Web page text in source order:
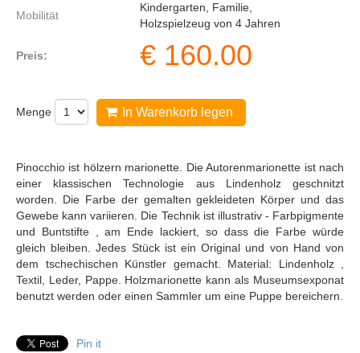
Mobilität
Kindergarten, Familie,
Holzspielzeug von 4 Jahren
Preis: € 160.00
Menge In Warenkorb legen
Pinocchio ist hölzern marionette. Die Autorenmarionette ist nach
einer klassischen Technologie aus Lindenholz geschnitzt
worden. Die Farbe der gemalten gekleideten Körper und das
Gewebe kann variieren. Die Technik ist illustrativ - Farbpigmente
und Buntstifte , am Ende lackiert, so dass die Farbe würde
gleich bleiben. Jedes Stück ist ein Original und von Hand von
dem tschechischen Künstler gemacht. Material: Lindenholz ,
Textil, Leder, Pappe. Holzmarionette kann als Museumsexponat
benutzt werden oder einen Sammler um eine Puppe bereichern.
Pin it